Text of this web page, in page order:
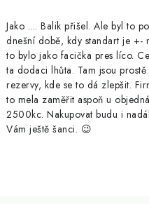
Jako .... Balik přišel. Ale byl to
dnešní době, kdy standart je +-
to bylo jako facička pres líco.
ta dodaci lhůta. Tam jsou prostě
rezervy, kde se to dá zlepšit.
to mela zaměřit aspoň u
2500kc. Nakupovat budu i
Vám ještě šanci. 😉